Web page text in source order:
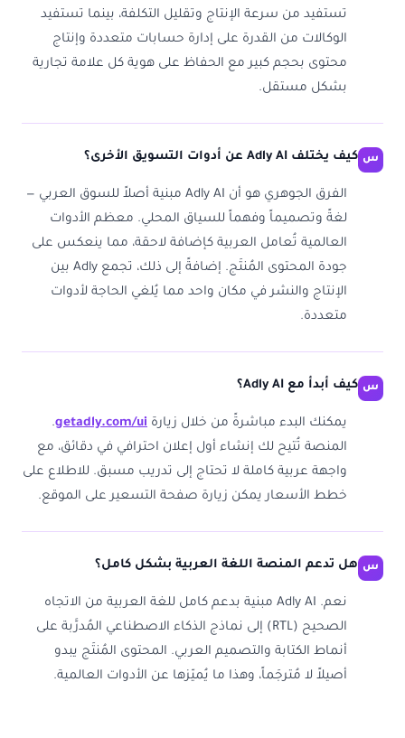
تستفيد من سرعة الإنتاج وتقليل التكلفة، بينما تستفيد
الوكالات من القدرة على إدارة حسابات متعددة وإنتاج
محتوى بحجم كبير مع الحفاظ على هوية كل علامة تجارية
بشكل مستقل.
كيف يختلف Adly AI عن أدوات التسويق الأخرى؟
الفرق الجوهري هو أن Adly AI مبنية أصلاً للسوق العربي —
لغةً وتصميماً وفهماً للسياق المحلي. معظم الأدوات
العالمية تُعامل العربية كإضافة لاحقة، مما ينعكس على
جودة المحتوى المُنتَج. إضافةً إلى ذلك، تجمع Adly بين
الإنتاج والنشر في مكان واحد مما يُلغي الحاجة لأدوات
متعددة.
كيف أبدأ مع Adly AI؟
يمكنك البدء مباشرةً من خلال زيارة getadly.com/ui
.
المنصة تُتيح لك إنشاء أول إعلان احترافي في دقائق، مع
واجهة عربية كاملة لا تحتاج إلى تدريب مسبق. للاطلاع على
خطط الأسعار يمكن زيارة صفحة التسعير على الموقع.
هل تدعم المنصة اللغة العربية بشكل كامل؟
نعم. Adly AI مبنية بدعم كامل للغة العربية من الاتجاه
الصحيح (RTL) إلى نماذج الذكاء الاصطناعي المُدرَّبة على
أنماط الكتابة والتصميم العربي. المحتوى المُنتَج يبدو
أصيلاً لا مُترجَماً، وهذا ما يُميّزها عن الأدوات العالمية.